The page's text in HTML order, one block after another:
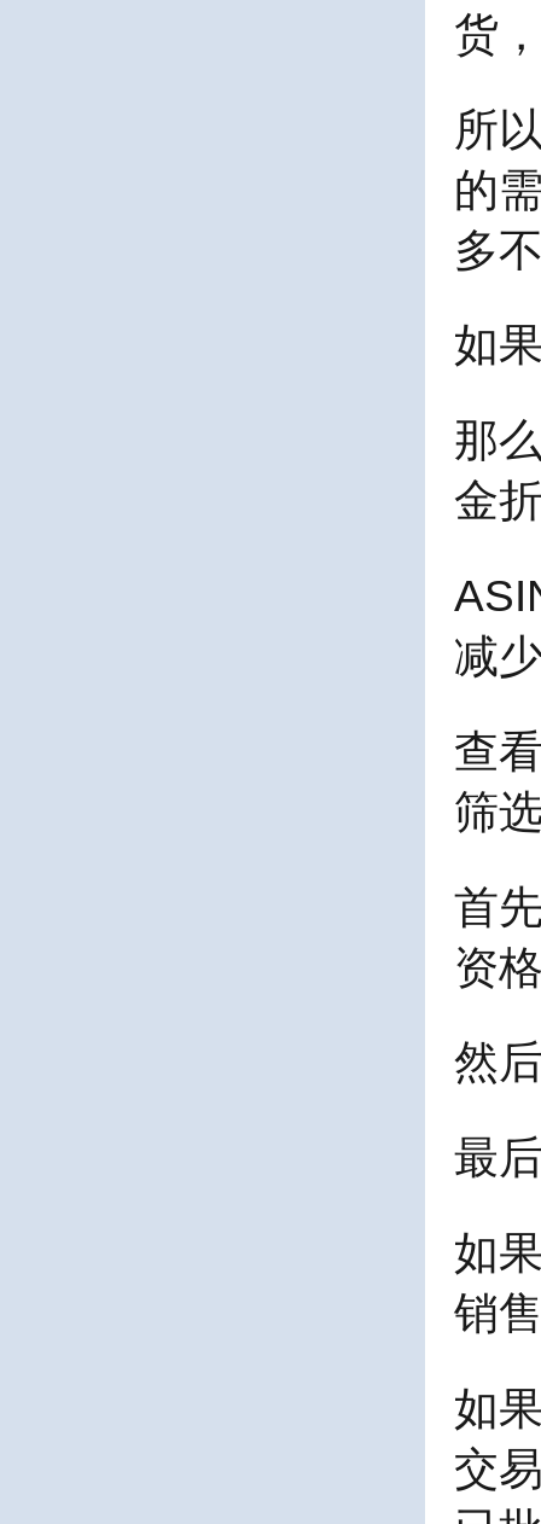
货
所
的
多
如
那
金
减
查
筛
首
资
然
最
如
销
如
交